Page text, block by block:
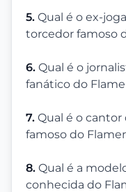
5. Qual é o ex-
torcedor famoso
6. Qual é o
fanático do
7. Qual é o
famoso do
8. Qual é a
conhecida do